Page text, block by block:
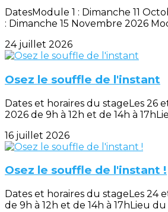
DatesModule 1 : Dimanche 11
: Dimanche 15 Novembre 2026
24 juillet 2026
Osez le souffle de l'instant
Dates et horaires du stageLes 26
2026 de 9h à 12h et de 14h à
16 juillet 2026
Osez le souffle de l'instant !
Dates et horaires du stageLes 24
de 9h à 12h et de 14h à 17hLieu du